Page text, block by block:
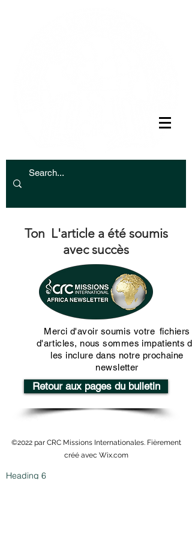
Ton L'article a été soumis
avec succès
Merci d'avoir soumis votre fichiers
d'articles, nous sommes impatients de
les inclure dans notre prochaine
newsletter
Retour aux pages du bulletin
©2022 par CRC Missions Internationales. Fièrement
créé avec Wix.com
Heading 6